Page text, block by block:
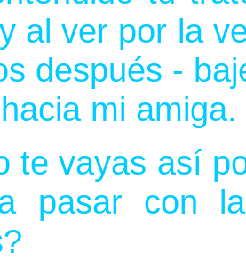
al ver por la
después -
mi amiga.
te vayas así
pasar con